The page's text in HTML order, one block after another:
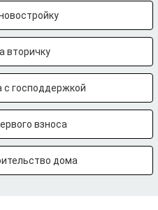
вторичку
с господдержкой
взноса
дома